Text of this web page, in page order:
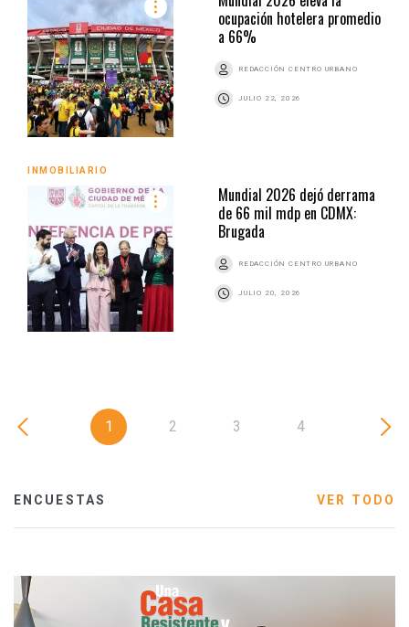
ocupación hotelera promedio
a 66%
REDACCIÓN CENTRO URBANO
JULIO 22, 2026
INMOBILIARIO
Mundial 2026 dejó derrama
de 66 mil mdp en CDMX:
Brugada
REDACCIÓN CENTRO URBANO
JULIO 20, 2026
1 2 3 4
ENCUESTAS VER TODO